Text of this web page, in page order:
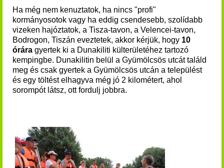
Ha még nem kenuztatok, ha nincs "profi"
kormányosotok vagy ha eddig csendesebb, szolídabb
vizeken hajóztatok, a Tisza-tavon, a Velencei-tavon,
Bodrogon, Tiszán eveztetek, akkor kérjük, hogy 10
órára gyertek ki a Dunakiliti külterületéhez tartozó
kempingbe. Dunakilitin belül a Gyümölcsös utcát találd
meg és csak gyertek a Gyümölcsös utcán a települést
és egy töltést elhagyva még jó 2 kilométert, ahol
sorompót látsz, ott fordulj jobbra.